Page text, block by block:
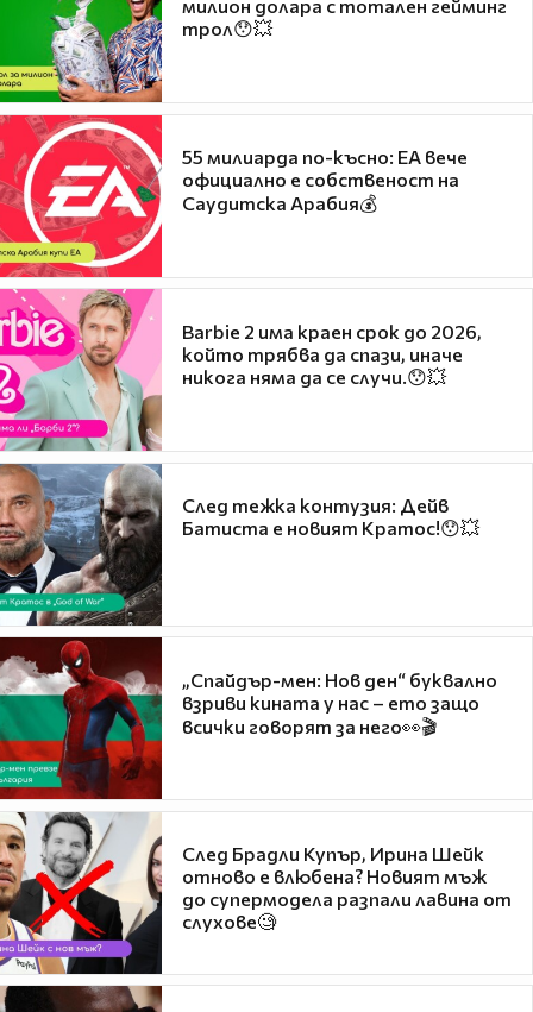
милион долара с тотален гейминг
трол😯💥
55 милиарда по-късно: EA вече
официално е собственост на
Саудитска Арабия💰
Barbie 2 има краен срок до 2026,
който трябва да спази, иначе
никога няма да се случи.😯💥
След тежка контузия: Дейв
Батиста е новият Кратос!😯💥
„Спайдър-мен: Нов ден“ буквално
взриви кината у нас – ето защо
всички говорят за него👀🎬
След Брадли Купър, Ирина Шейк
отново е влюбена? Новият мъж
до супермодела разпали лавина от
слухове🧐